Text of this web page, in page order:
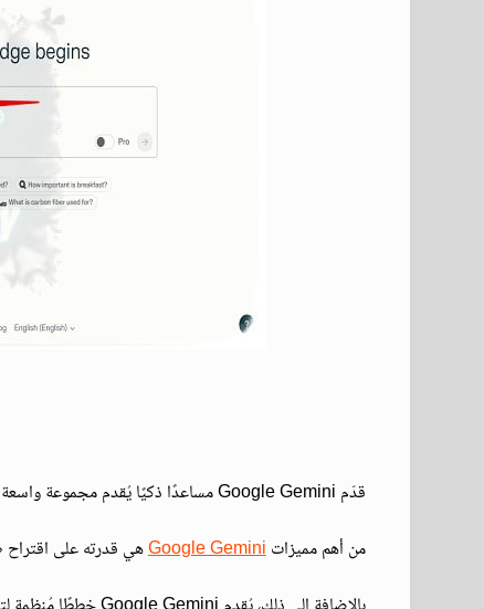
قدّم Google Gemini مساعدًا ذكيًا يُقدم مجموعة واسعة من الميزات المُفيدة.
من أهم مميزاتGoogle Geminiهي قدرته على اقتراح